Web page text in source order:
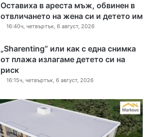
Оставиха в ареста мъж, обвинен в
отвличането на жена си и детето им
16:40ч, четвъртък, 6 август, 2026
„Sharenting“ или как с една снимка
от плажа излагаме детето си на
риск
16:15ч, четвъртък, 6 август, 2026